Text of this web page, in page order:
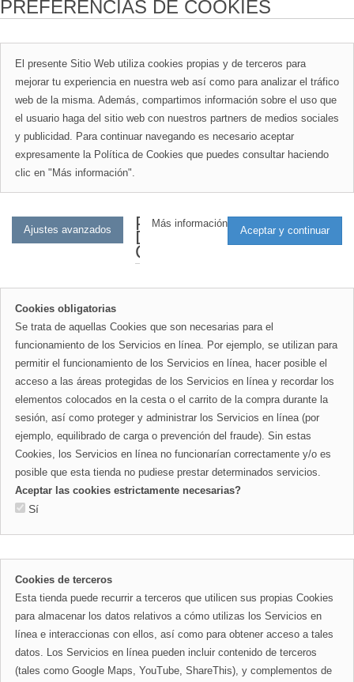
PREFERENCIAS DE COOKIES
El presente Sitio Web utiliza cookies propias y de terceros para
mejorar tu experiencia en nuestra web así como para analizar el tráfico
web de la misma. Además, compartimos información sobre el uso que
el usuario haga del sitio web con nuestros partners de medios sociales
y publicidad. Para continuar navegando es necesario aceptar
expresamente la Política de Cookies que puedes consultar haciendo
clic en "Más información".
Más información
PREFERENCIAS
DE
COOKIES
Cookies obligatorias
Se trata de aquellas Cookies que son necesarias para el
funcionamiento de los Servicios en línea. Por ejemplo, se utilizan para
permitir el funcionamiento de los Servicios en línea, hacer posible el
acceso a las áreas protegidas de los Servicios en línea y recordar los
elementos colocados en la cesta o el carrito de la compra durante la
sesión, así como proteger y administrar los Servicios en línea (por
ejemplo, equilibrado de carga o prevención del fraude). Sin estas
Cookies, los Servicios en línea no funcionarían correctamente y/o es
posible que esta tienda no pudiese prestar determinados servicios.
Aceptar las cookies estrictamente necesarias?
Sí
Cookies de terceros
Esta tienda puede recurrir a terceros que utilicen sus propias Cookies
para almacenar los datos relativos a cómo utilizas los Servicios en
línea e interaccionas con ellos, así como para obtener acceso a tales
datos. Los Servicios en línea pueden incluir contenido de terceros
(tales como Google Maps, YouTube, ShareThis), y complementos de